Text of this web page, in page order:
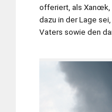
offeriert, als Xanœk,
dazu in der Lage
Vaters sowie den